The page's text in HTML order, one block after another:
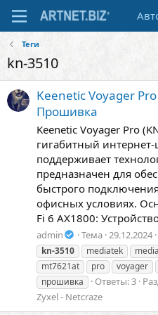
Теги
kn-3510
Keenetic Voyager
Прошивка
Keenetic Voyager Pro
гигабитный
поддерживает
предназначен для
быстрого
офисных условиях.
Fi 6 AX1800:
admin Тема 29.12.2024
kn-3510
mediatek
mt7621at
pro voyager
прошивка
Ответы: 3
Zyxel - Netcraze